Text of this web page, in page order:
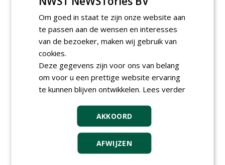
TENDERS
Ingenieursbureau Gemeente Amsterdam
gunt SOK 2.0 verhardingen aan diverse
partijen, o.a. Gebr. Griekspoor.
Irado gunt schoffelwerkzaamheden onder
verzwaarde omstandigheden aan
Bodegraven Flex.
woensdag 5 augustus 2026
Gemeente Amsterdam, Ingenieursbureau
Om goed in staat te zijn onze website aan
te passen aan de wensen en interesses
van de bezoeker, maken wij gebruik van
cookies.
Deze gegevens zijn voor ons van belang
om voor u een prettige website ervaring
te kunnen blijven ontwikkelen. Lees verder
AKKOORD
AFWIJZEN